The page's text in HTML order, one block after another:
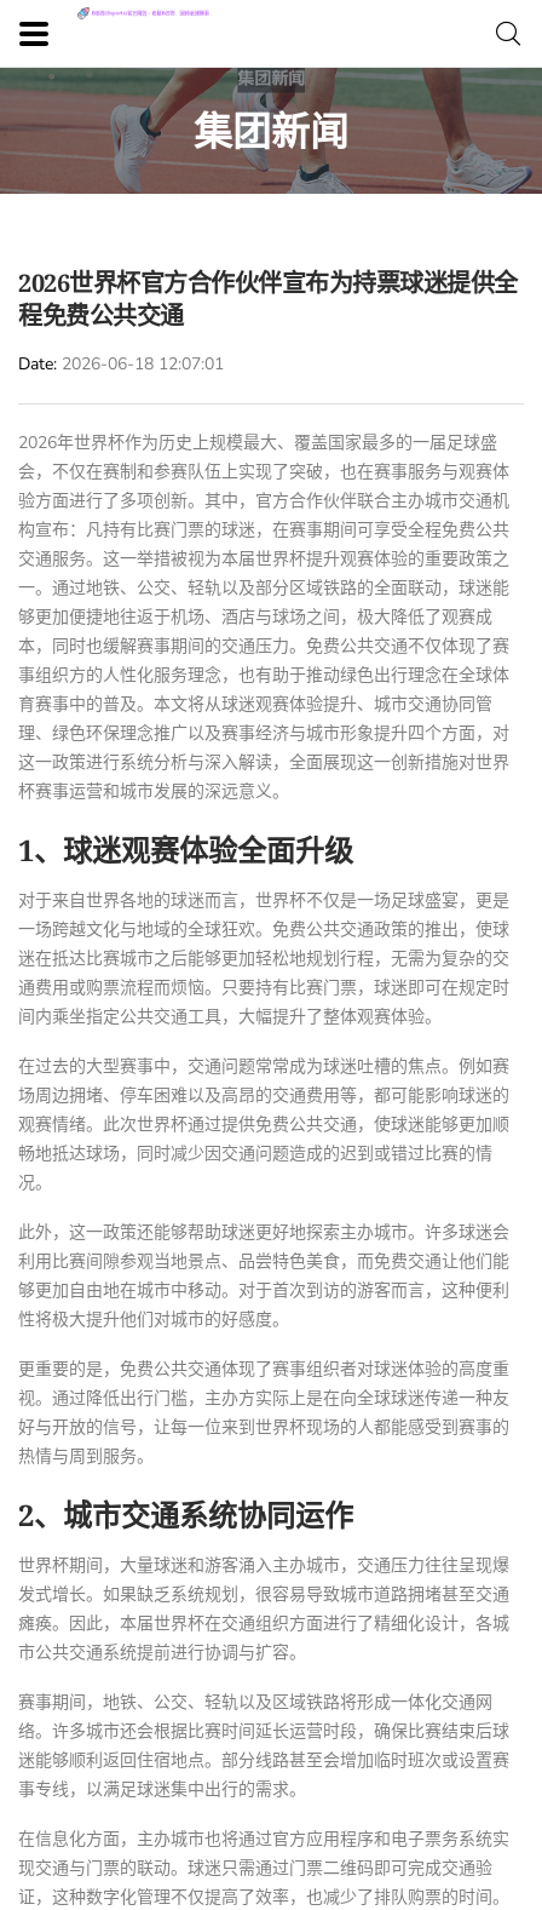
集团新闻
2026世界杯官方合作伙伴宣布为持票球迷提供全
程免费公共交通
Date 2026-06-18 12:07:01
2026年世界杯作为历史上规模最大、覆盖国家最多的一届足球盛
会，不仅在赛制和参赛队伍上实现了突破，也在赛事服务与观赛体
验方面进行了多项创新。其中，官方合作伙伴联合主办城市交通机
构宣布：凡持有比赛门票的球迷，在赛事期间可享受全程免费公共
交通服务。这一举措被视为本届世界杯提升观赛体验的重要政策之
一。通过地铁、公交、轻轨以及部分区域铁路的全面联动，球迷能
够更加便捷地往返于机场、酒店与球场之间，极大降低了观赛成
本，同时也缓解赛事期间的交通压力。免费公共交通不仅体现了赛
事组织方的人性化服务理念，也有助于推动绿色出行理念在全球体
育赛事中的普及。本文将从球迷观赛体验提升、城市交通协同管
理、绿色环保理念推广以及赛事经济与城市形象提升四个方面，对
这一政策进行系统分析与深入解读，全面展现这一创新措施对世界
杯赛事运营和城市发展的深远意义。
1、球迷观赛体验全面升级
对于来自世界各地的球迷而言，世界杯不仅是一场足球盛宴，更是
一场跨越文化与地域的全球狂欢。免费公共交通政策的推出，使球
迷在抵达比赛城市之后能够更加轻松地规划行程，无需为复杂的交
通费用或购票流程而烦恼。只要持有比赛门票，球迷即可在规定时
间内乘坐指定公共交通工具，大幅提升了整体观赛体验。
在过去的大型赛事中，交通问题常常成为球迷吐槽的焦点。例如赛
场周边拥堵、停车困难以及高昂的交通费用等，都可能影响球迷的
观赛情绪。此次世界杯通过提供免费公共交通，使球迷能够更加顺
畅地抵达球场，同时减少因交通问题造成的迟到或错过比赛的情
况。
此外，这一政策还能够帮助球迷更好地探索主办城市。许多球迷会
利用比赛间隙参观当地景点、品尝特色美食，而免费交通让他们能
够更加自由地在城市中移动。对于首次到访的游客而言，这种便利
性将极大提升他们对城市的好感度。
更重要的是，免费公共交通体现了赛事组织者对球迷体验的高度重
视。通过降低出行门槛，主办方实际上是在向全球球迷传递一种友
好与开放的信号，让每一位来到世界杯现场的人都能感受到赛事的
热情与周到服务。
2、城市交通系统协同运作
世界杯期间，大量球迷和游客涌入主办城市，交通压力往往呈现爆
发式增长。如果缺乏系统规划，很容易导致城市道路拥堵甚至交通
瘫痪。因此，本届世界杯在交通组织方面进行了精细化设计，各城
市公共交通系统提前进行协调与扩容。
赛事期间，地铁、公交、轻轨以及区域铁路将形成一体化交通网
络。许多城市还会根据比赛时间延长运营时段，确保比赛结束后球
迷能够顺利返回住宿地点。部分线路甚至会增加临时班次或设置赛
事专线，以满足球迷集中出行的需求。
在信息化方面，主办城市也将通过官方应用程序和电子票务系统实
现交通与门票的联动。球迷只需通过门票二维码即可完成交通验
证，这种数字化管理不仅提高了效率，也减少了排队购票的时间。